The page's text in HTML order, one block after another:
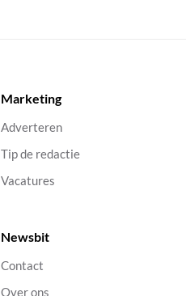
Marketing
Adverteren
Tip de redactie
Vacatures
Newsbit
Contact
Over ons